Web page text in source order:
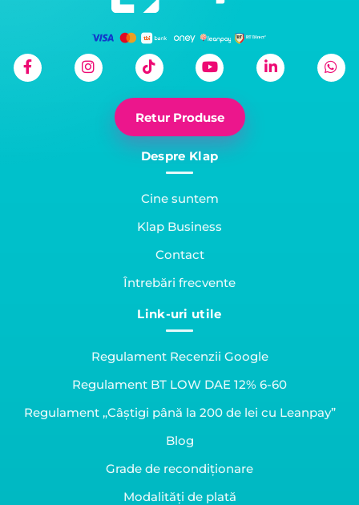
Retur Produse
Despre Klap
Cine suntem
Klap Business
Contact
Întrebări frecvente
Link-uri utile
Regulament Recenzii Google
Regulament BT LOW DAE 12% 6-60
Regulament „Câștigi până la 200 de lei cu Leanpay”
Blog
Grade de recondiționare
Modalități de plată